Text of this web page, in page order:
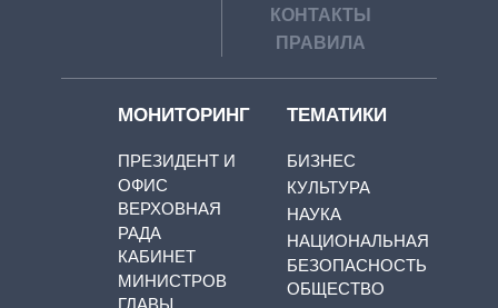
КОНТАКТЫ
ПРАВИЛА
МОНИТОРИНГ
ПРЕЗИДЕНТ И
ОФИС
ВЕРХОВНАЯ
РАДА
КАБИНЕТ
МИНИСТРОВ
ТЕМАТИКИ
БИЗНЕС
КУЛЬТУРА
НАУКА
НАЦИОНАЛЬНАЯ
БЕЗОПАСНОСТЬ
ОБЩЕСТВО